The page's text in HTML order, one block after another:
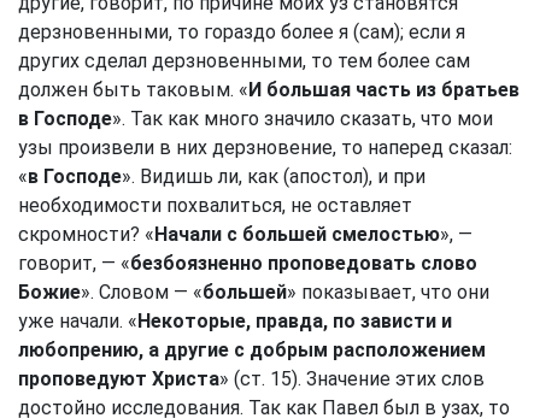
дерзновенными, то гораздо более я (сам); если я
других сделал дерзновенными, то тем более сам
должен быть таковым. «И большая часть из братьев
в Господе». Так как много значило сказать, что мои
узы произвели в них дерзновение, то наперед сказал:
«в Господе». Видишь ли, как (апостол), и при
необходимости похвалиться, не оставляет
скромности? «Начали с большей смелостью», —
говорит, — «безбоязненно проповедовать слово
Божие». Словом — «большей» показывает, что они
уже начали. «Некоторые, правда, по зависти и
любопрению, а другие с добрым расположением
проповедуют Христа» (ст. 15). Значение этих слов
достойно исследования. Так как Павел был в узах, то